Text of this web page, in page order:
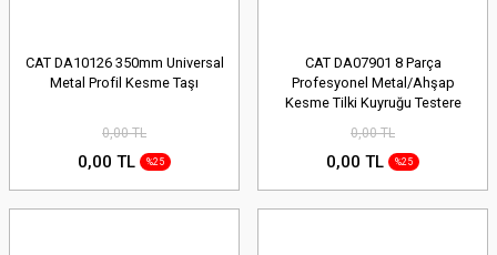
CAT DA10126 350mm Universal
Metal Profil Kesme Taşı
0,00 TL
0,00 TL %25
CAT DA07901 8 Parça
Profesyonel Metal/Ahşap
Kesme Tilki Kuyruğu Testere
0,00 TL
0,00 TL %25